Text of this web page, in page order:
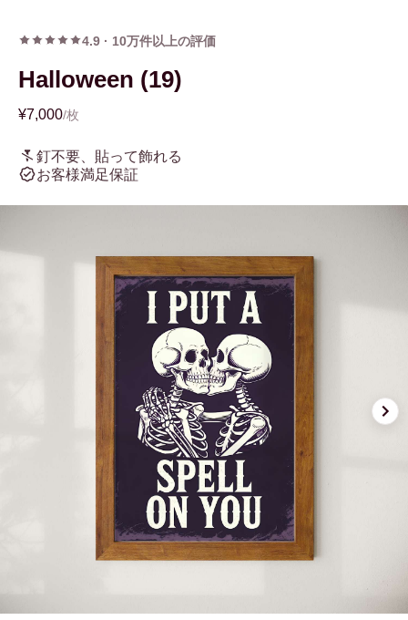
4.9 · 10万件以上の評価
Halloween (19)
¥7,000/枚
釘不要、貼って飾れる
お客様満足保証